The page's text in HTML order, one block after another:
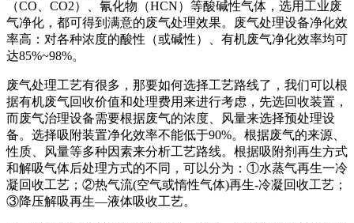
（CO、CO2）、氰化物（HCN）等酸碱性气体，选用工业废
气净化，都可得到满意的废气处理效果。废气处理设备净化效
率高：对各种浓度的酸性（或碱性）、有机废气净化效率均可
达85%~98%。
废气处理工艺有很多，那要如何选择工艺路线了，我们可以根
据有机废气回收价值和处理费用来进行考虑，先选回收装置，
而废气治理设备需要根据废气的浓度、风量来选择预处理设
备。选择吸附装置净化效率不能低于90%。根据废气的来源、
性质、风量等多种因素来分析工艺路线。根据吸附剂再生方式
和解吸气体后处理方式的不同，可以分为：①水蒸气再生一冷
凝回收工艺；②热气流(空气或惰性气体)再生-冷凝回收工艺；
③降压解吸再生—液体吸收工艺。